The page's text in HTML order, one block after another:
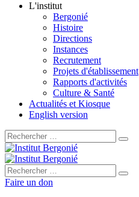
L'institut
Bergonié
Histoire
Directions
Instances
Recrutement
Projets d'établissement
Rapports d'activités
Culture & Santé
Actualités et Kiosque
English version
Rechercher :
Rechercher :
Faire un don